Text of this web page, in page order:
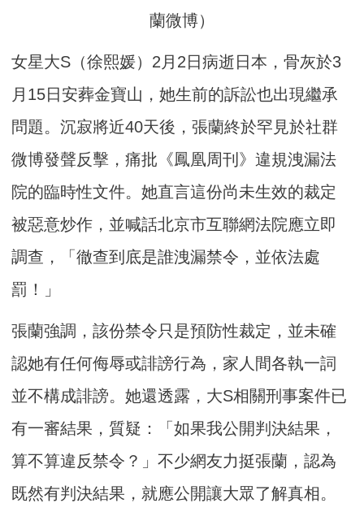
蘭微博）
女星大S（徐熙媛）2月2日病逝日本，骨灰於3
月15日安葬金寶山，她生前的訴訟也出現繼承
問題。沉寂將近40天後，張蘭終於罕見於社群
微博發聲反擊，痛批《鳳凰周刊》違規洩漏法
院的臨時性文件。她直言這份尚未生效的裁定
被惡意炒作，並喊話北京市互聯網法院應立即
調查，「徹查到底是誰洩漏禁令，並依法處
罰！」
張蘭強調，該份禁令只是預防性裁定，並未確
認她有任何侮辱或誹謗行為，家人間各執一詞
並不構成誹謗。她還透露，大S相關刑事案件已
有一審結果，質疑：「如果我公開判決結果，
算不算違反禁令？」不少網友力挺張蘭，認為
既然有判決結果，就應公開讓大眾了解真相。